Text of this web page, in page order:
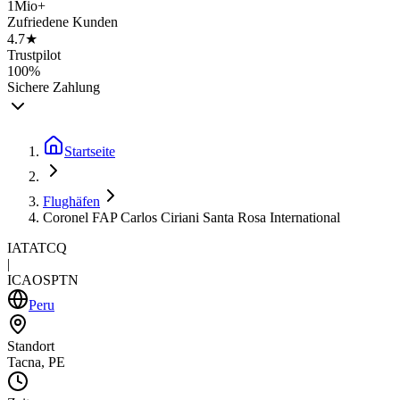
1Mio+
Zufriedene Kunden
4.7★
Trustpilot
100%
Sichere Zahlung
Startseite
Flughäfen
Coronel FAP Carlos Ciriani Santa Rosa International
IATATCQ
|
ICAOSPTN
Peru
Standort
Tacna, PE